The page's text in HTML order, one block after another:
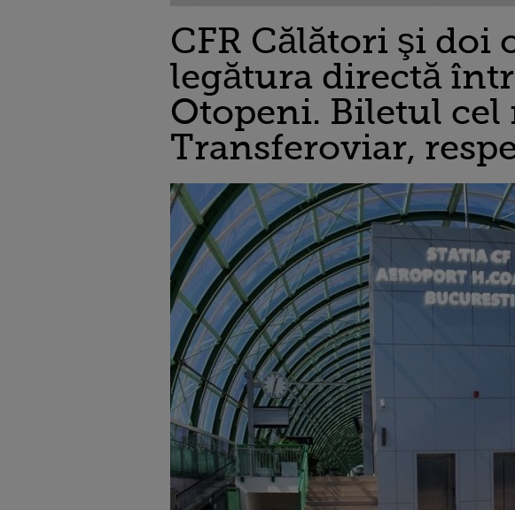
CFR Călători şi doi
legătura directă
Otopeni. Biletul
Transferoviar,